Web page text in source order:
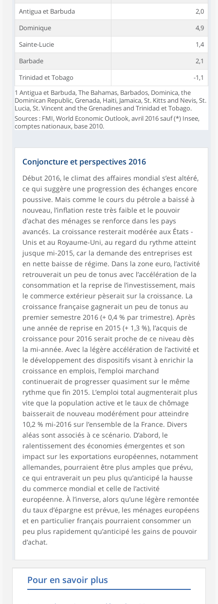
Antigua et Barbuda
2,0
Dominique
4,9
Sainte-Lucie
1,4
Barbade
2,1
Trinidad et Tobago
-1,1
1 Antigua et Barbuda, The Bahamas, Barbados, Dominica, the
Dominican Republic, Grenada, Haiti, Jamaica, St. Kitts and Nevis, St.
Lucia, St. Vincent and the Grenadines and Trinidad et Tobago.
Sources : FMI, World Economic Outlook, avril 2016 sauf (*) Insee,
comptes nationaux, base 2010.
Conjoncture et perspectives 2016
Début 2016, le climat des affaires mondial s’est altéré,
ce qui suggère une progression des échanges encore
poussive. Mais comme le cours du pétrole a baissé à
nouveau, l’inflation reste très faible et le pouvoir
d’achat des ménages se renforce dans les pays
avancés. La croissance resterait modérée aux États -
Unis et au Royaume-Uni, au regard du rythme atteint
jusque mi-2015, car la demande des entreprises est
en nette baisse de régime. Dans la zone euro, l’activité
retrouverait un peu de tonus avec l’accélération de la
consommation et la reprise de l’investissement, mais
le commerce extérieur pèserait sur la croissance. La
croissance française gagnerait un peu de tonus au
premier semestre 2016 (+ 0,4 % par trimestre). Après
une année de reprise en 2015 (+ 1,3 %), l’acquis de
croissance pour 2016 serait proche de ce niveau dès
la mi-année. Avec la légère accélération de l’activité et
le développement des dispositifs visant à enrichir la
croissance en emplois, l’emploi marchand
continuerait de progresser quasiment sur le même
rythme que fin 2015. L’emploi total augmenterait plus
vite que la population active et le taux de chômage
baisserait de nouveau modérément pour atteindre
10,2 % mi-2016 sur l’ensemble de la France. Divers
aléas sont associés à ce scénario. D’abord, le
ralentissement des économies émergentes et son
impact sur les exportations européennes, notamment
allemandes, pourraient être plus amples que prévu,
ce qui entraverait un peu plus qu’anticipé la hausse
du commerce mondial et celle de l’activité
européenne. À l’inverse, alors qu’une légère remontée
du taux d’épargne est prévue, les ménages européens
et en particulier français pourraient consommer un
peu plus rapidement qu’anticipé les gains de pouvoir
d’achat.
Pour en savoir plus